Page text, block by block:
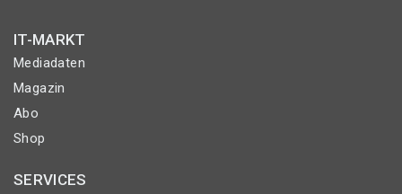
IT-MARKT
Mediadaten
Magazin
Abo
Shop
SERVICES